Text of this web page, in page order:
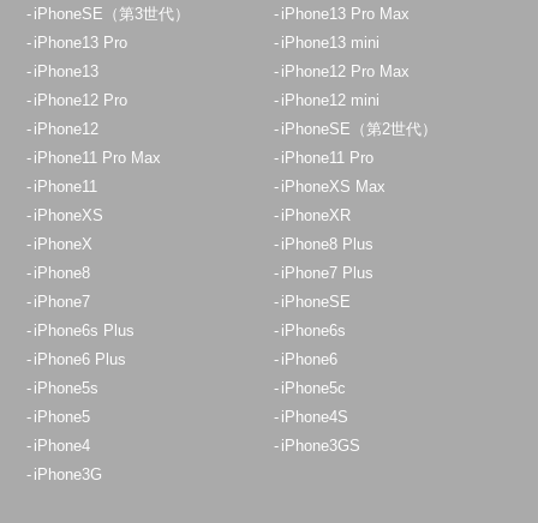
iPhoneSE（第3世代）
iPhone13 Pro Max
iPhone13 Pro
iPhone13 mini
iPhone13
iPhone12 Pro Max
iPhone12 Pro
iPhone12 mini
iPhone12
iPhoneSE（第2世代）
iPhone11 Pro Max
iPhone11 Pro
iPhone11
iPhoneXS Max
iPhoneXS
iPhoneXR
iPhoneX
iPhone8 Plus
iPhone8
iPhone7 Plus
iPhone7
iPhoneSE
iPhone6s Plus
iPhone6s
iPhone6 Plus
iPhone6
iPhone5s
iPhone5c
iPhone5
iPhone4S
iPhone4
iPhone3GS
iPhone3G